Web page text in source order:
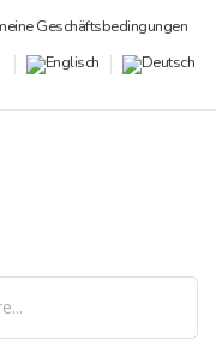
Geschäftsbedingungen